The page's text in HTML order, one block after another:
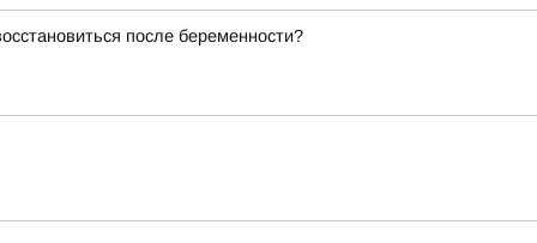
после беременности?